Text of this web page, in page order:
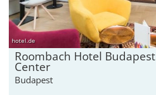
hotel.de
Roombach Hotel Budapest
Center
Budapest